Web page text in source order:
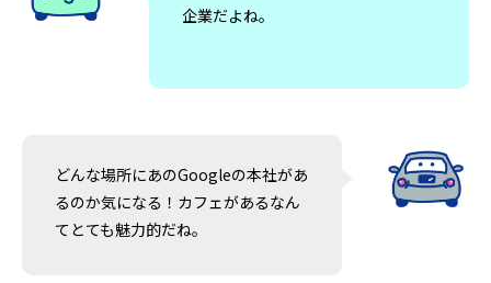
ソルバング（Solvang）観光｜アンデル
【Oceanside観光
企業だよね。
どんな場所にあのGoogleの本社があ
るのか気になる！カフェがあるなん
てとても魅力的だね。